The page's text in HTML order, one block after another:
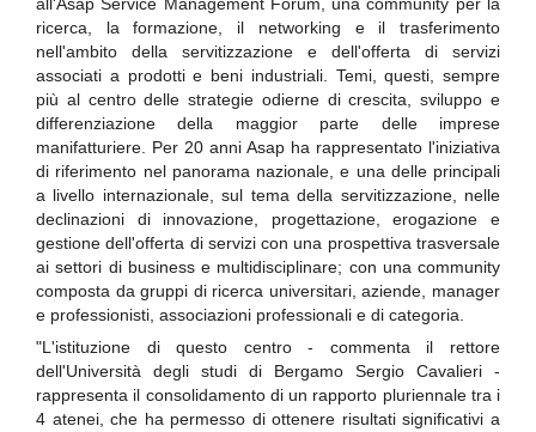
ricerca, la formazione, il networking e il trasferimento
nell'ambito della servitizzazione e dell'offerta di servizi
associati a prodotti e beni industriali. Temi, questi, sempre
più al centro delle strategie odierne di crescita, sviluppo e
differenziazione della maggior parte delle imprese
manifatturiere. Per 20 anni Asap ha rappresentato l'iniziativa
di riferimento nel panorama nazionale, e una delle principali
a livello internazionale, sul tema della servitizzazione, nelle
declinazioni di innovazione, progettazione, erogazione e
gestione dell'offerta di servizi con una prospettiva trasversale
ai settori di business e multidisciplinare; con una community
composta da gruppi di ricerca universitari, aziende, manager
e professionisti, associazioni professionali e di categoria.
"L'istituzione di questo centro - commenta il rettore
dell'Università degli studi di Bergamo Sergio Cavalieri -
rappresenta il consolidamento di un rapporto pluriennale tra i
4 atenei, che ha permesso di ottenere risultati significativi a